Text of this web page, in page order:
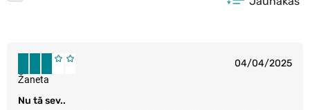
04/04/2025
Nu tā sev..
Žaneta